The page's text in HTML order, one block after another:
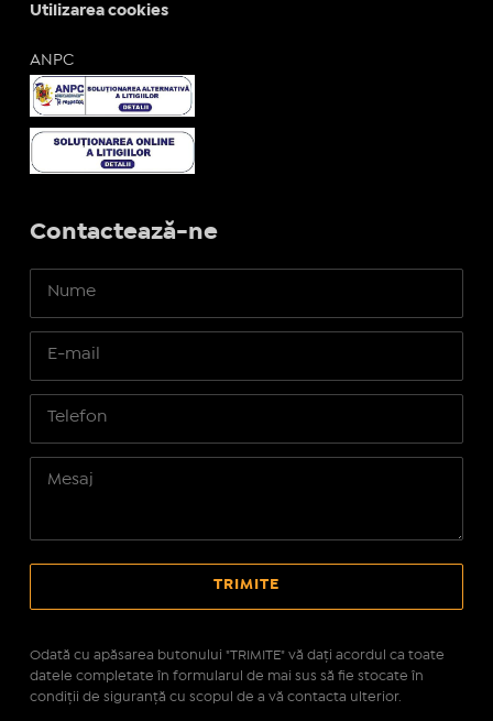
Utilizarea cookies
ANPC
Contactează-ne
Odată cu apăsarea butonului "TRIMITE" vă daţi acordul ca toate
datele completate în formularul de mai sus să fie stocate în
condiţii de siguranţă cu scopul de a vă contacta ulterior.